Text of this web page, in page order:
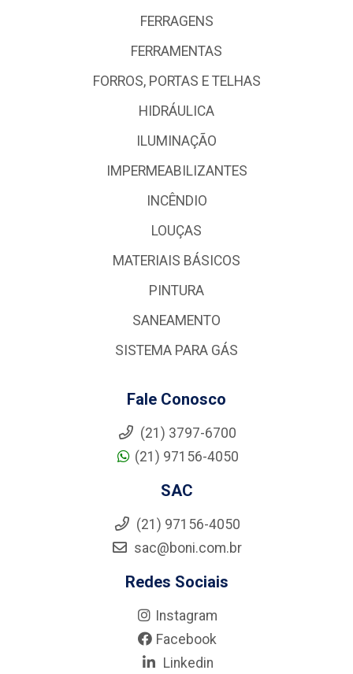
FERRAGENS
FERRAMENTAS
FORROS, PORTAS E TELHAS
HIDRÁULICA
ILUMINAÇÃO
IMPERMEABILIZANTES
INCÊNDIO
LOUÇAS
MATERIAIS BÁSICOS
PINTURA
SANEAMENTO
SISTEMA PARA GÁS
Fale Conosco
(21) 3797-6700
(21) 97156-4050
SAC
(21) 97156-4050
sac@boni.com.br
Redes Sociais
Instagram
Facebook
Linkedin